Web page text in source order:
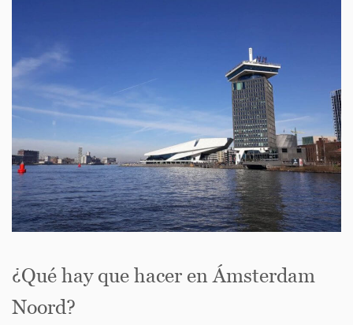
¿Qué hay que hacer en Ámsterdam
Noord?